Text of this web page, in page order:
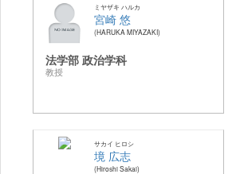
ミヤザキ ハルカ
宮崎 悠
HARUKA MIYAZAKI
法学部 政治学科
教授
サカイ ヒロシ
境 広志
Hiroshi Sakai